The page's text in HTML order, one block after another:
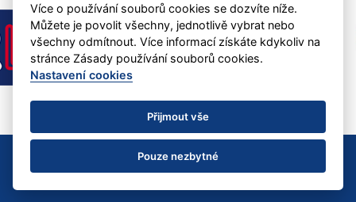
© 2022 SK Aritma Praha &eSports.cz
Více o používání souborů cookies se dozvíte níže.
Můžete je povolit všechny, jednotlivě vybrat nebo
všechny odmítnout. Více informací získáte kdykoliv na
stránce Zásady používání souborů cookies.
Nastavení cookies
Přijmout vše
Pouze nezbytné